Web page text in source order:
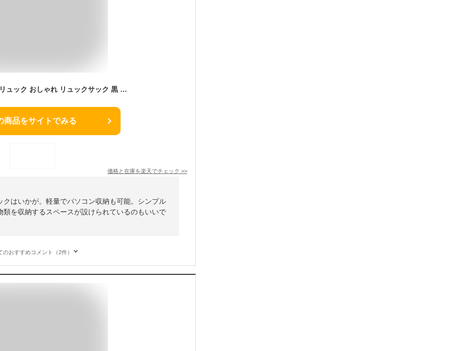
リュック レディース リュック おしゃれ リュックサック 黒 かわいい リュック 通学 女子 おしゃれ 大容量 大人 通勤 ビジネスリュック パソコンバッグ PC リュック タブレット A4サイズ 14インチ 15.6インチ ノートパソコン PCバッグ 機内持ち込み 旅行 激安
商品をサイトでみる
価格と在庫を楽天でチェック >>
はいかが。軽量でパソコン収納も可能。シンプル
を収納するスペースが設けられているのもいいで
のおすすめコメント（2件）